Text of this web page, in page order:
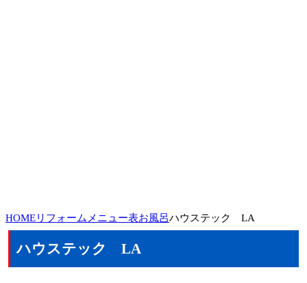
HOMEリフォームメニュー表お風呂ハウステック LA
ハウステック LA